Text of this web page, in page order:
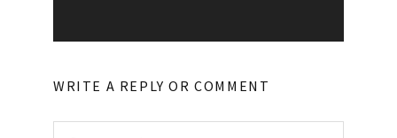
WRITE A REPLY OR COMMENT